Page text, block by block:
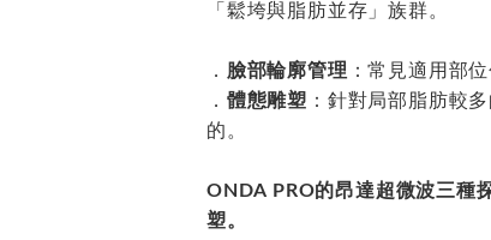
「鬆垮與脂肪並存」族群。
． 臉部輪廓管理 ：常見適用部
． 體態雕塑 ：針對局部脂肪較
的。
ONDA PRO的昂達超微波三種
塑。